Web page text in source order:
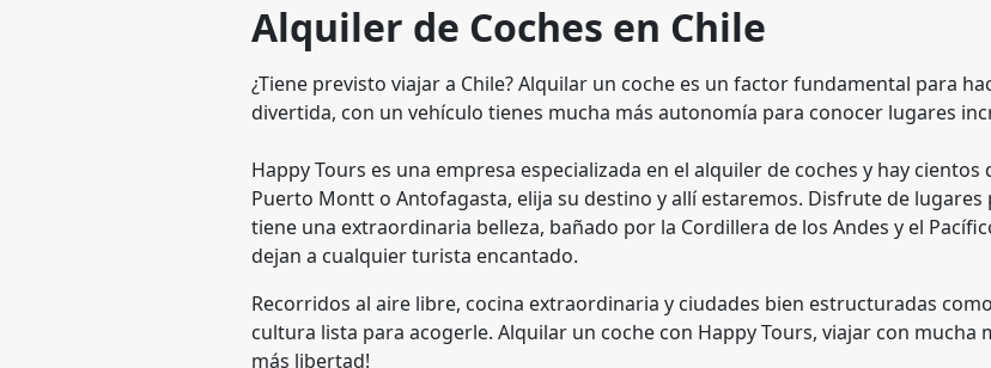
Alquiler de Coches en Chile
¿Tiene previsto viajar a Chile? Alquilar un coche es un factor fundamental para
divertida, con un vehículo tienes mucha más autonomía para conocer lugares
Happy Tours es una empresa especializada en el alquiler de coches y hay
Puerto Montt o Antofagasta, elija su destino y allí estaremos. Disfrute de
tiene una extraordinaria belleza, bañado por la Cordillera de los Andes y el
dejan a cualquier turista encantado.
Recorridos al aire libre, cocina extraordinaria y ciudades bien estructuradas
cultura lista para acogerle. Alquilar un coche con Happy Tours, viajar con
más libertad!